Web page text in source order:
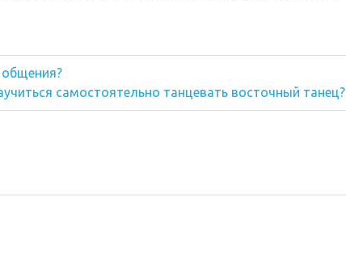
общения?
самостоятельно танцевать восточный танец?